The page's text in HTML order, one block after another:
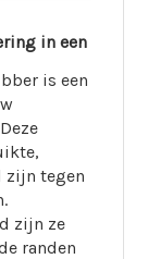
in een
is een
zijn tegen
zijn ze
randen